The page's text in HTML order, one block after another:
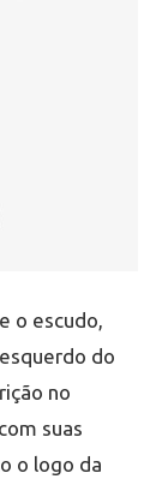
o escudo,
do
no
suas
o logo da